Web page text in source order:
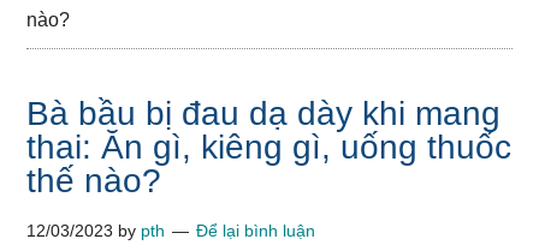
nào?
Bà bầu bị đau dạ dày khi mang
thai: Ăn gì, kiêng gì, uống thuốc
thế nào?
12/03/2023 by pth Để lại bình luận